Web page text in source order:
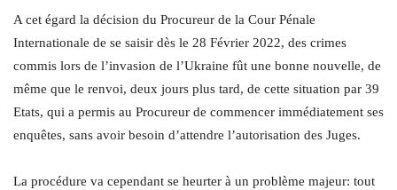
A cet égard la décision du Procureur de la Cour Pénale
Internationale de se saisir dès le 28 Février 2022, des crimes
commis lors de l’invasion de l’Ukraine fût une bonne nouvelle, de
même que le renvoi, deux jours plus tard, de cette situation par 39
Etats, qui a permis au Procureur de commencer immédiatement ses
enquêtes, sans avoir besoin d’attendre l’autorisation des Juges.
La procédure va cependant se heurter à un problème majeur: tout